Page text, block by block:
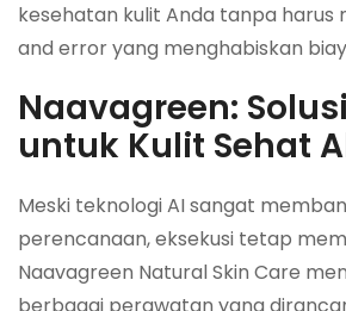
kesehatan kulit Anda tanpa harus
and error yang menghabiskan
Naavagreen:
untuk Kulit Sehat
Meski teknologi AI sangat
perencanaan, eksekusi tetap
Naavagreen Natural Skin Care